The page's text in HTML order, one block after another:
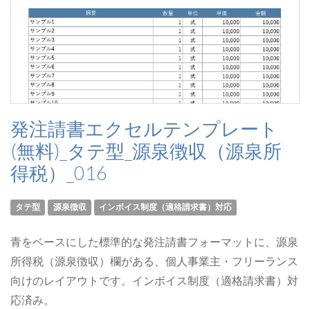
発注請書エクセルテンプレート
(無料)_タテ型_源泉徴収（源泉所
得税）_016
タテ型 源泉徴収 インボイス制度（適格請求書）対応
青をベースにした標準的な発注請書フォーマットに、源泉
所得税（源泉徴収）欄がある、個人事業主・フリーランス
向けのレイアウトです。インボイス制度（適格請求書）対
応済み。